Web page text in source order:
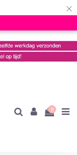
×
0